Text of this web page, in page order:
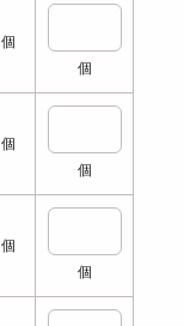
個
個
個
個
個
個